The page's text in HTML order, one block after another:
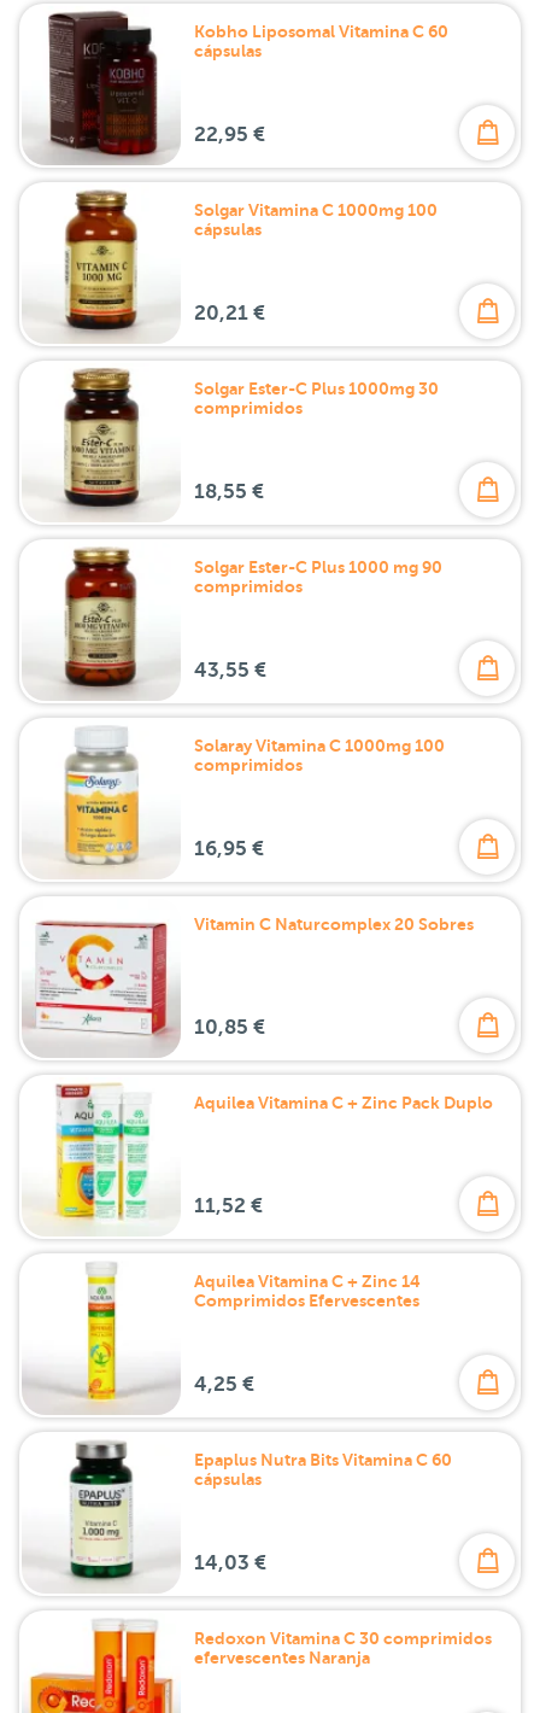
Kobho Liposomal Vitamina C 60
cápsulas
22,95 €
Solgar Vitamina C 1000mg 100
cápsulas
20,21 €
Solgar Ester-C Plus 1000mg 30
comprimidos
18,55 €
Solgar Ester-C Plus 1000 mg 90
comprimidos
43,55 €
Solaray Vitamina C 1000mg 100
comprimidos
16,95 €
Vitamin C Naturcomplex 20 Sobres
10,85 €
Aquilea Vitamina C + Zinc Pack Duplo
11,52 €
Aquilea Vitamina C + Zinc 14
Comprimidos Efervescentes
4,25 €
Epaplus Nutra Bits Vitamina C 60
cápsulas
14,03 €
Redoxon Vitamina C 30 comprimidos
efervescentes Naranja